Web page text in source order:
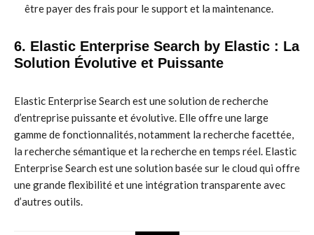
être payer des frais pour le support et la maintenance.
6. Elastic Enterprise Search by Elastic : La
Solution Évolutive et Puissante
Elastic Enterprise Search est une solution de recherche
d’entreprise puissante et évolutive. Elle offre une large
gamme de fonctionnalités, notamment la recherche facettée,
la recherche sémantique et la recherche en temps réel. Elastic
Enterprise Search est une solution basée sur le cloud qui offre
une grande flexibilité et une intégration transparente avec
d’autres outils.